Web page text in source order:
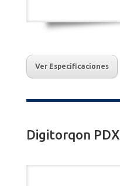
Ver Especificaciones
Digitorqon PDX